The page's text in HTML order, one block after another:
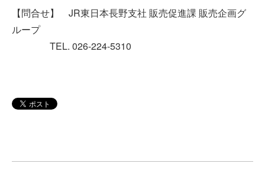
【問合せ】 JR東日本長野支社 販売促進課 販売企画グ
ループ
TEL. 026-224-5310